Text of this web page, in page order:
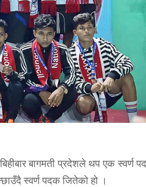
बागमती प्रदेशले थप एक स्वर्ण
स्वर्ण पदक जितेको हो ।